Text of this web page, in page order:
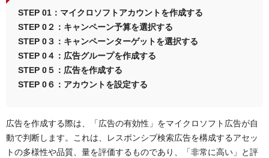
STEP 01：マイクロソフトアカウントを作成する
STEP 0２：キャンペーン予算を選択する
STEP 0３：キャンペーンターゲットを選択する
STEP 0４：広告グループを作成する
STEP 0５：広告を作成する
STEP 0６：アカウントを設定する
広告を作成する際は、「広告の有効性」をマイクロソフト広告が自
動で判断します。これは、レスポンシブ検索広告を構成するアセッ
トの多様性や品質、量を評価するものであり、「非常に高い」と評